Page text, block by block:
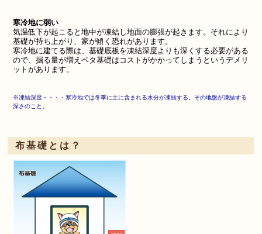
寒冷地に弱い
気温低下が起こると地中が凍結し地面の膨張が起きます。それにより
基礎が持ち上がり、家が傾く恐れがあります。
寒冷地に建てる際は、基礎底板を凍結深度よりも深くする必要がある
ので、掘る量が増えベタ基礎はコストがかかってしまうというデメリ
ットがあります。
※凍結深度・・・・ 寒冷地では冬季に土に含まれる水分が凍結する。その地盤が凍結する
深さのこと。
布基礎とは？